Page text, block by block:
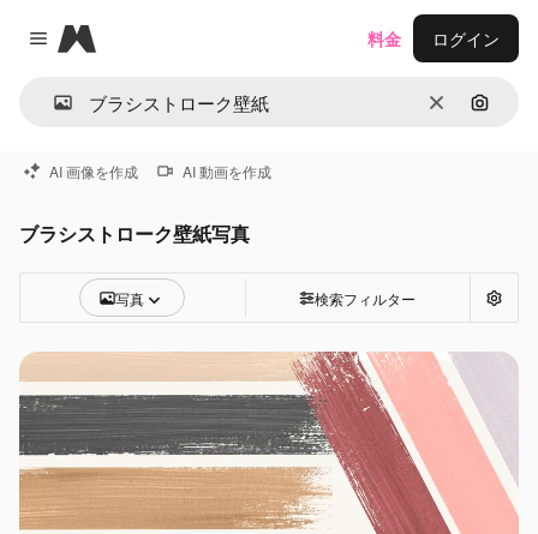
Close menu
Magnific
消去 画像で
料金 ログイン
AI 画像を作成 AI 動画を作成
ブラシストローク壁紙写真
写真 検索フィルター